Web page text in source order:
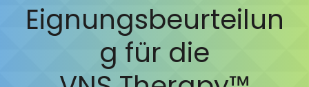
Eignungsbeurteilun
g für die